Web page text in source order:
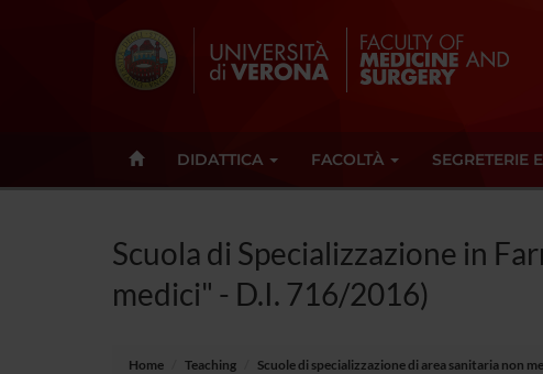
DIDATTICA FACOLTÀ SEGRETERIE
Scuola di Specializzazione in
medici" - D.I. 716/2016)
Home Teaching Scuole di specializzazione di area sanitaria non